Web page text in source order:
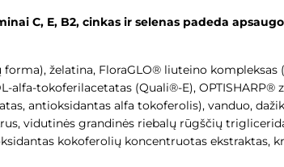
C, E, B2, cinkas ir selenas padeda
želatina, FloraGLO® liuteino
tokoferilacetatas (Quali®-E), OPTISHARP®
antioksidantas alfa tokoferolis), vanduo,
vidutinės grandinės riebalų rūgščių
kokoferolių koncentruotas ekstraktas,